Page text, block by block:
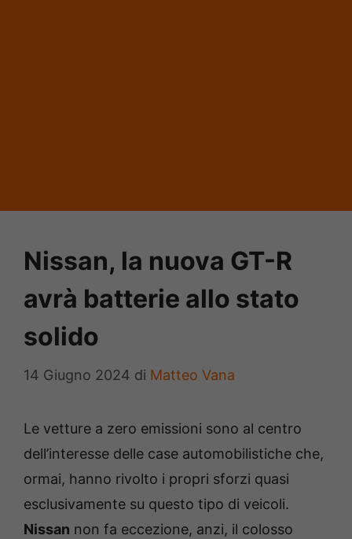
Nissan, la nuova GT-R
avrà batterie allo stato
solido
14 Giugno 2024 di Matteo Vana
Le vetture a zero emissioni sono al centro
dell’interesse delle case automobilistiche che,
ormai, hanno rivolto i propri sforzi quasi
esclusivamente su questo tipo di veicoli.
Nissan non fa eccezione, anzi, il colosso